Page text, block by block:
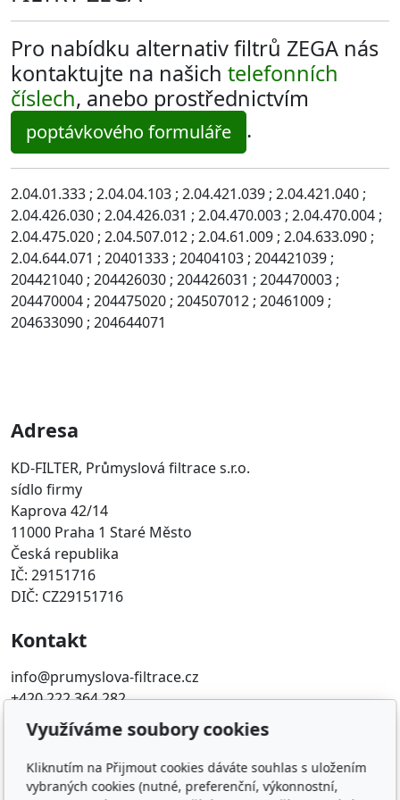
Pro nabídku alternativ filtrů ZEGA nás
kontaktujte na našich telefonních
číslech, anebo prostřednictvím
poptávkového formuláře .
2.04.01.333 ; 2.04.04.103 ; 2.04.421.039 ; 2.04.421.040 ;
2.04.426.030 ; 2.04.426.031 ; 2.04.470.003 ; 2.04.470.004 ;
2.04.475.020 ; 2.04.507.012 ; 2.04.61.009 ; 2.04.633.090 ;
2.04.644.071 ; 20401333 ; 20404103 ; 204421039 ;
204421040 ; 204426030 ; 204426031 ; 204470003 ;
204470004 ; 204475020 ; 204507012 ; 20461009 ;
204633090 ; 204644071
Adresa
KD-FILTER, Průmyslová filtrace s.r.o.
sídlo firmy
Kaprova 42/14
11000 Praha 1 Staré Město
Česká republika
IČ: 29151716
DIČ: CZ29151716
Kontakt
info@prumyslova-filtrace.cz
+420 222 364 282
Oblíbené odkazy
Katalog filtrů MANN
Využíváme soubory cookies
Kliknutím na Přijmout cookies dáváte souhlas s uložením
vybraných cookies (nutné, preferenční, výkonnostní,